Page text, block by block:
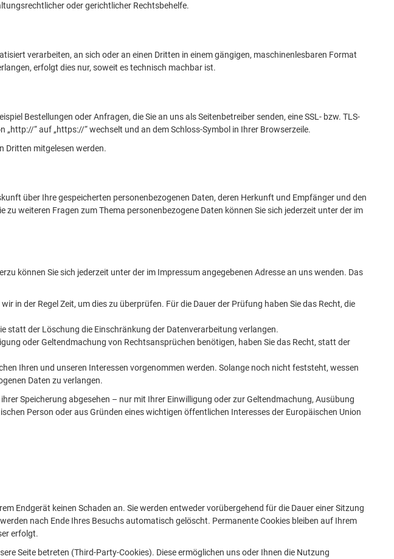
oder gerichtlicher Rechtsbehelfe.
verarbeiten, an sich oder an einen Dritten in einem gängigen, maschinenlesbaren Format
erfolgt dies nur, soweit es technisch machbar ist.
Bestellungen oder Anfragen, die Sie an uns als Seitenbetreiber senden, eine SSL- bzw. TLS-
“ auf „https://“ wechselt und an dem Schloss-Symbol in Ihrer Browserzeile.
Dritten mitgelesen werden.
über Ihre gespeicherten personenbezogenen Daten, deren Herkunft und Empfänger und den
weiteren Fragen zum Thema personenbezogene Daten können Sie sich jederzeit unter der im
können Sie sich jederzeit unter der im Impressum angegebenen Adresse an uns wenden. Das
in der Regel Zeit, um dies zu überprüfen. Für die Dauer der Prüfung haben Sie das Recht, die
statt der Löschung die Einschränkung der Datenverarbeitung verlangen.
oder Geltendmachung von Rechtsansprüchen benötigen, haben Sie das Recht, statt der
Ihren und unseren Interessen vorgenommen werden. Solange noch nicht feststeht, wessen
Daten zu verlangen.
Speicherung abgesehen – nur mit Ihrer Einwilligung oder zur Geltendmachung, Ausübung
Person oder aus Gründen eines wichtigen öffentlichen Interesses der Europäischen Union
Endgerät keinen Schaden an. Sie werden entweder vorübergehend für die Dauer einer Sitzung
nach Ende Ihres Besuchs automatisch gelöscht. Permanente Cookies bleiben auf Ihrem
erfolgt.
Seite betreten (Third-Party-Cookies). Diese ermöglichen uns oder Ihnen die Nutzung